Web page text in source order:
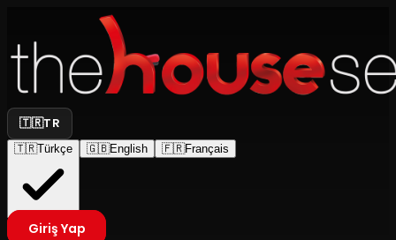
🇹🇷TR
🇹🇷Türkçe 🇬🇧English 🇫🇷Français
Giriş Yap